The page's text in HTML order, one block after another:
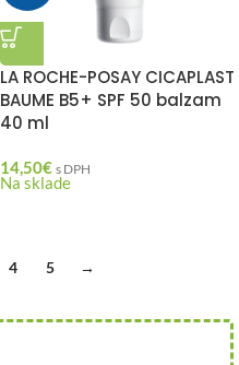
LA ROCHE-POSAY CICAPLAST
BAUME B5+ SPF 50 balzam
40 ml
14,50€ s DPH
Na sklade
4 5 →